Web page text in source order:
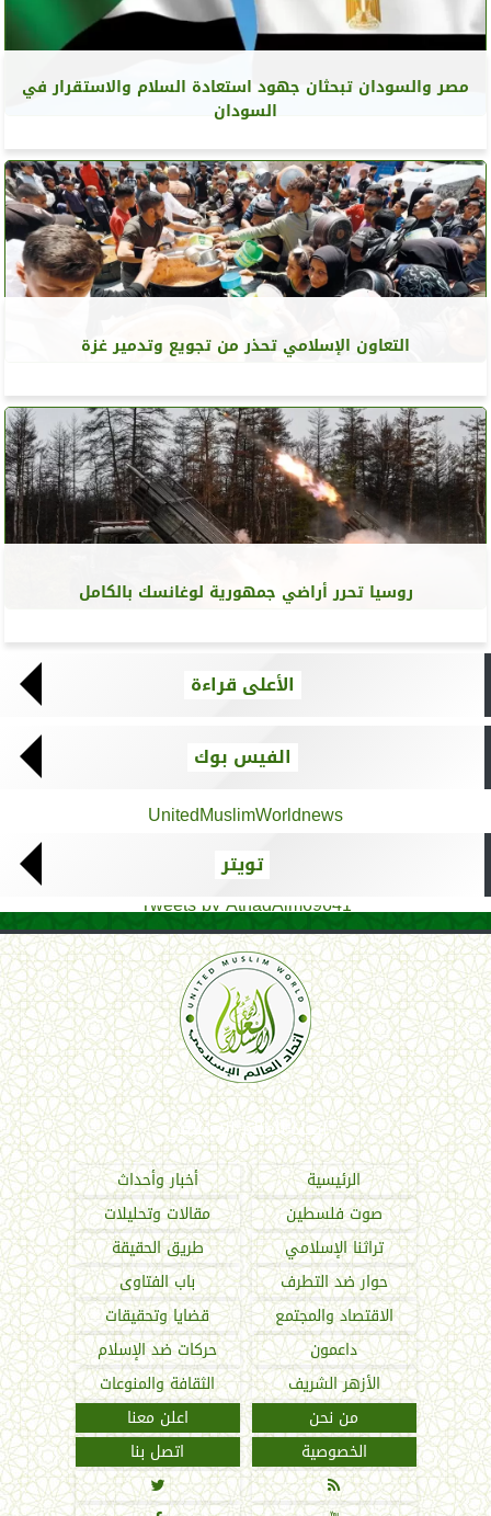
مصر والسودان تبحثان جهود استعادة السلام والاستقرار في
السودان
التعاون الإسلامي تحذر من تجويع وتدمير غزة
روسيا تحرر أراضي جمهورية لوغانسك بالكامل
الأعلى قراءة
الفيس بوك
UnitedMuslimWorldnews
تويتر
Tweets by AthadAlm69641
اتحاد العالم الإسلامي
الرئيسية
أخبار وأحداث
صوت فلسطين
مقالات وتحليلات
تراثنا الإسلامي
طريق الحقيقة
حوار ضد التطرف
باب الفتاوى
الاقتصاد والمجتمع
قضايا وتحقيقات
داعمون
حركات ضد الإسلام
الأزهر الشريف
الثقافة والمنوعات
من نحن
اعلن معنا
الخصوصية
اتصل بنا

